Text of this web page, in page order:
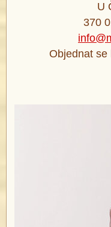
U
370
Objednat se